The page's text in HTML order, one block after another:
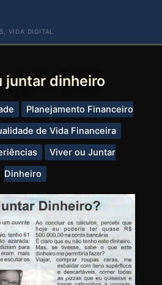
VIDA DIGITAL
juntar dinheiro
Planejamento Financeiro
de Vida Financeira
Viver ou Juntar
Dinheiro